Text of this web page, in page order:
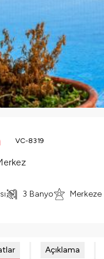
VC-8319
3 Banyo Merkeze
Açıklama